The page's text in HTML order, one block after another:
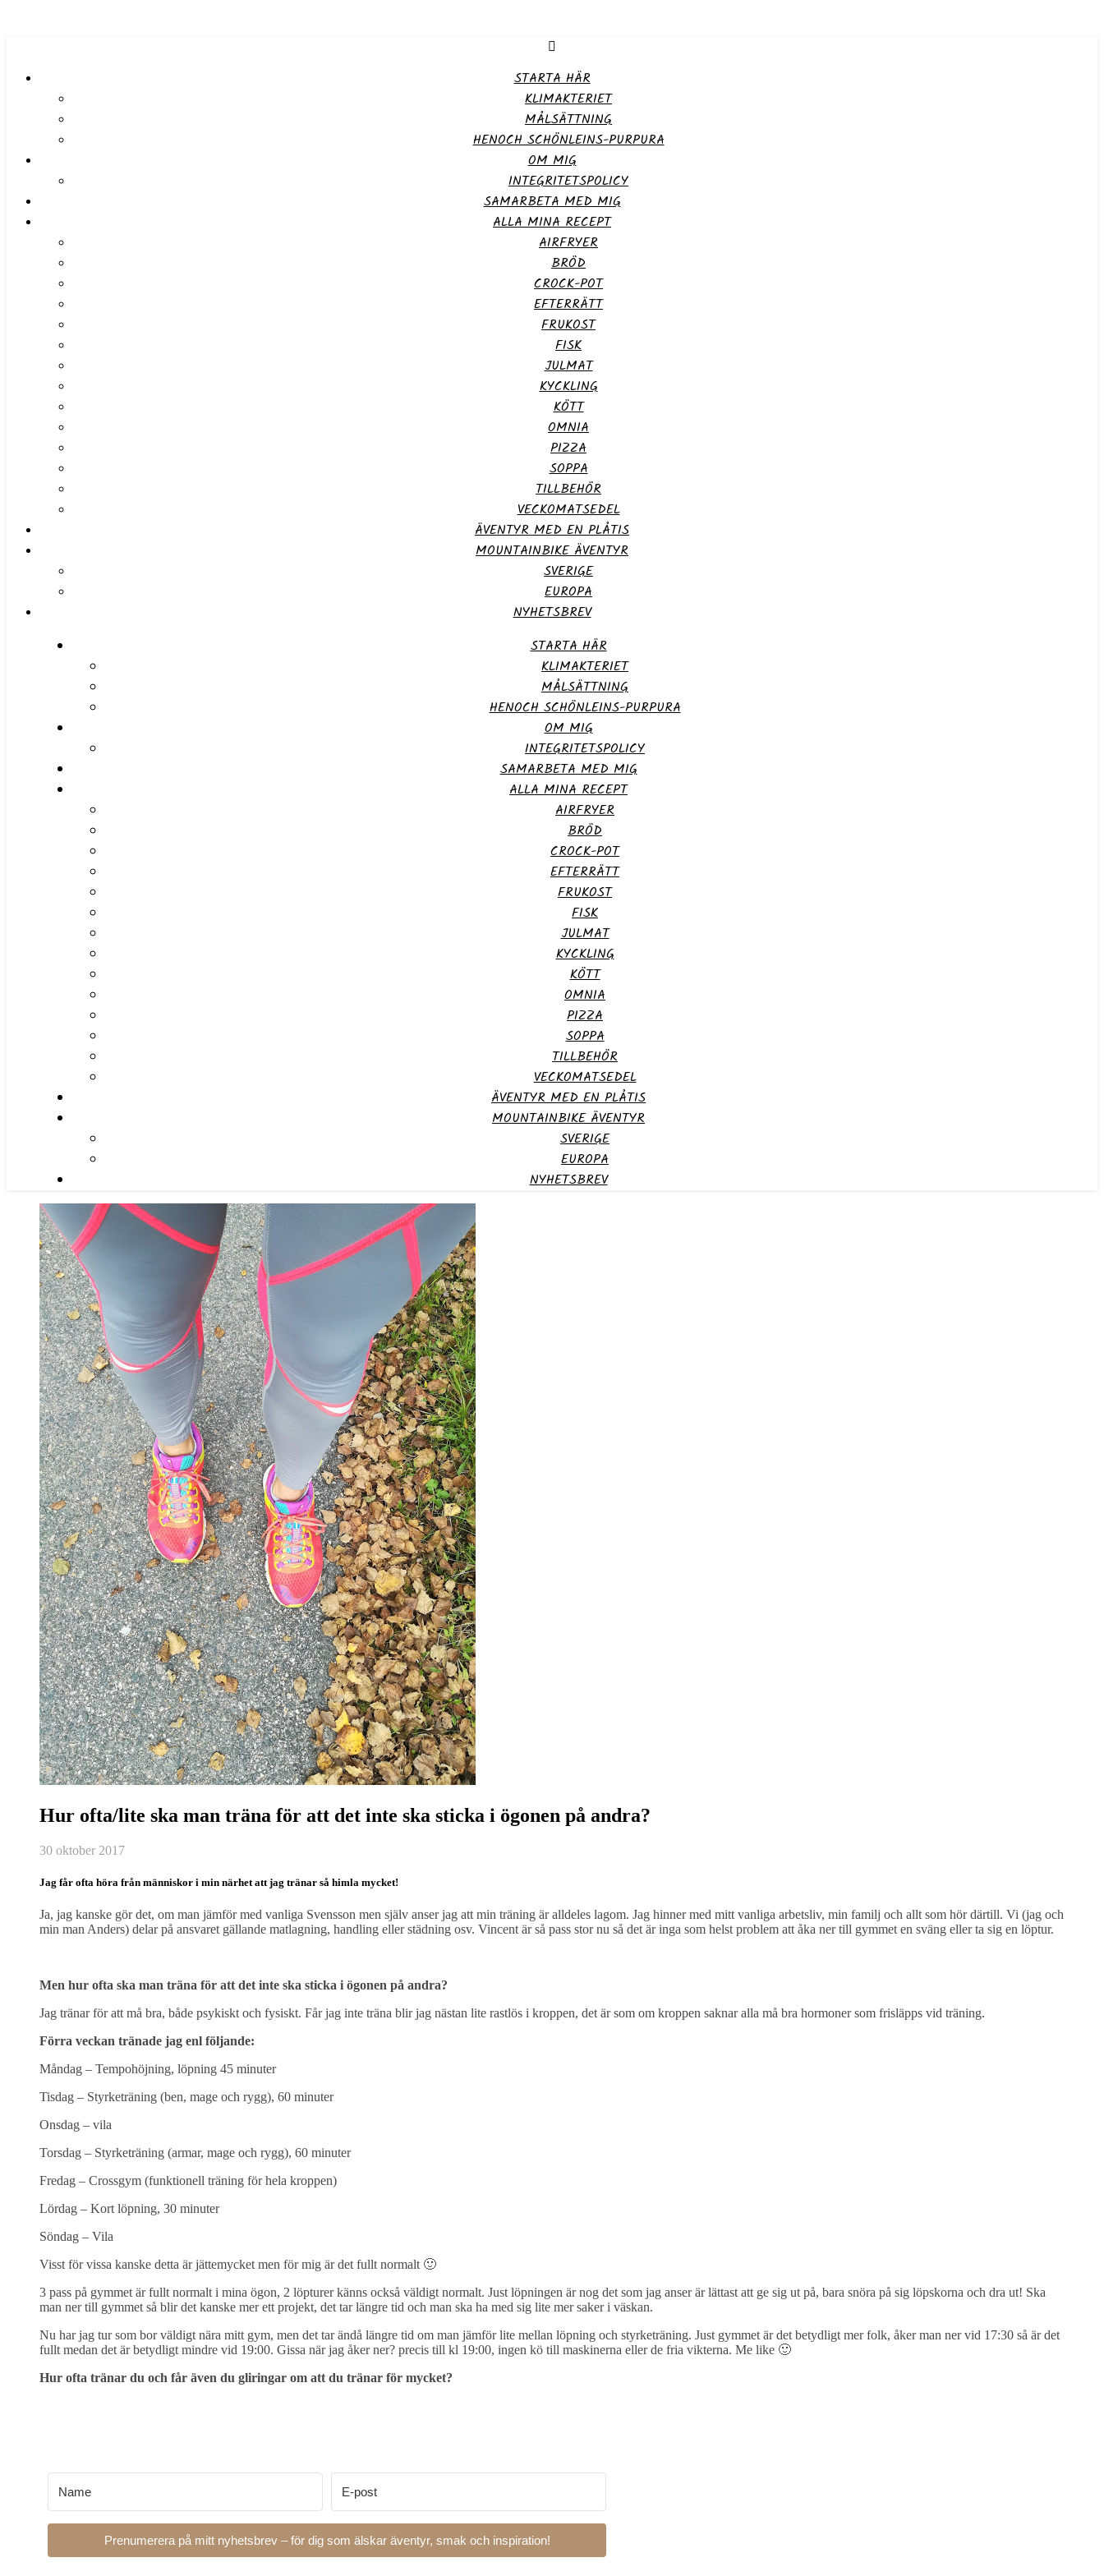
STARTA HÄR
KLIMAKTERIET
MÅLSÄTTNING
HENOCH SCHÖNLEINS-PURPURA
OM MIG
INTEGRITETSPOLICY
SAMARBETA MED MIG
ALLA MINA RECEPT
AIRFRYER
BRÖD
CROCK-POT
EFTERRÄTT
FRUKOST
FISK
JULMAT
KYCKLING
KÖTT
OMNIA
PIZZA
SOPPA
TILLBEHÖR
VECKOMATSEDEL
ÄVENTYR MED EN PLÅTIS
MOUNTAINBIKE ÄVENTYR
SVERIGE
EUROPA
NYHETSBREV
STARTA HÄR
KLIMAKTERIET
MÅLSÄTTNING
HENOCH SCHÖNLEINS-PURPURA
OM MIG
INTEGRITETSPOLICY
SAMARBETA MED MIG
ALLA MINA RECEPT
AIRFRYER
BRÖD
CROCK-POT
EFTERRÄTT
FRUKOST
FISK
JULMAT
KYCKLING
KÖTT
OMNIA
PIZZA
SOPPA
TILLBEHÖR
VECKOMATSEDEL
ÄVENTYR MED EN PLÅTIS
MOUNTAINBIKE ÄVENTYR
SVERIGE
EUROPA
NYHETSBREV
Hur ofta/lite ska man träna för att det inte ska sticka i ögonen på andra?
30 oktober 2017
Jag får ofta höra från människor i min närhet att jag tränar så himla mycket!
Ja, jag kanske gör det, om man jämför med vanliga Svensson men själv anser jag att min träning är alldeles lagom. Jag hinner med mitt vanliga arbetsliv, min familj och allt som hör därtill. Vi (jag och
min man Anders) delar på ansvaret gällande matlagning, handling eller städning osv. Vincent är så pass stor nu så det är inga som helst problem att åka ner till gymmet en sväng eller ta sig en löptur.
Men hur ofta ska man träna för att det inte ska sticka i ögonen på andra?
Jag tränar för att må bra, både psykiskt och fysiskt. Får jag inte träna blir jag nästan lite rastlös i kroppen, det är som om kroppen saknar alla må bra hormoner som frisläpps vid träning.
Förra veckan tränade jag enl följande:
Måndag – Tempohöjning, löpning 45 minuter
Tisdag – Styrketräning (ben, mage och rygg), 60 minuter
Onsdag – vila
Torsdag – Styrketräning (armar, mage och rygg), 60 minuter
Fredag – Crossgym (funktionell träning för hela kroppen)
Lördag – Kort löpning, 30 minuter
Söndag – Vila
Visst för vissa kanske detta är jättemycket men för mig är det fullt normalt 🙂
3 pass på gymmet är fullt normalt i mina ögon, 2 löpturer känns också väldigt normalt. Just löpningen är nog det som jag anser är lättast att ge sig ut på, bara snöra på sig löpskorna och dra ut! Ska
man ner till gymmet så blir det kanske mer ett projekt, det tar längre tid och man ska ha med sig lite mer saker i väskan.
Nu har jag tur som bor väldigt nära mitt gym, men det tar ändå längre tid om man jämför lite mellan löpning och styrketräning. Just gymmet är det betydligt mer folk, åker man ner vid 17:30 så är det
fullt medan det är betydligt mindre vid 19:00. Gissa när jag åker ner? precis till kl 19:00, ingen kö till maskinerna eller de fria vikterna. Me like 🙂
Hur ofta tränar du och får även du gliringar om att du tränar för mycket?
Prenumerera på mitt nyhetsbrev – för dig som älskar äventyr, smak och inspiration!